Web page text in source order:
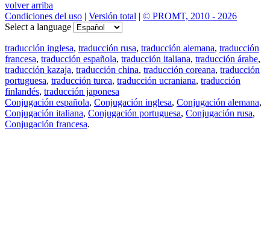
volver arriba
Condiciones del uso | Versión total | © PROMT, 2010 - 2026
Select a language
traducción inglesa, traducción rusa, traducción alemana, traducción
francesa, traducción española, traducción italiana, traducción árabe,
traducción kazaja, traducción china, traducción coreana, traducción
portuguesa, traducción turca, traducción ucraniana, traducción
finlandés, traducción japonesa
Conjugación española, Conjugación inglesa, Conjugación alemana,
Conjugación italiana, Conjugación portuguesa, Conjugación rusa,
Conjugación francesa.